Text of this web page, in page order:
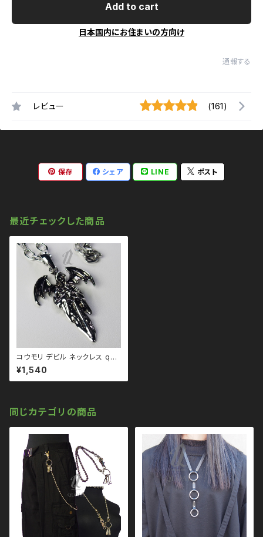
Add to cart
日本国内にお住まいの方向け
通報する
レビュー (161)
保存 シェア LINE ポスト
最近チェックした商品
コウモリ デビル ネックレス qac
110015 悪魔 死神 スカル 骸
骨
¥1,540
同じカテゴリの商品